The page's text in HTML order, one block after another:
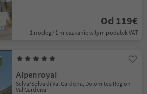
Od 119€
1 nocleg / 1 mieszkanie w tym podatek VAT
Alpenroyal
Sëlva/Selva di Val Gardena, Dolomites Region
Val Gardena